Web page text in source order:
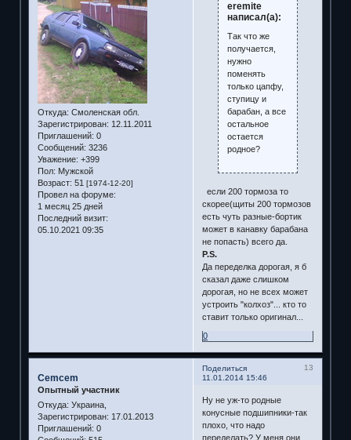
Откуда: Смоленская обл.
Зарегистрирован: 12.11.2011
Приглашений: 0
Сообщений: 3236
Уважение: +399
Пол: Мужской
Возраст: 51 [1974-12-20]
Провел на форуме:
1 месяц 25 дней
Последний визит:
05.10.2021 09:35
eremite
написал(а):
Так что же
получается,
нужно
поменять
только цапфу,
ступицу и
барабан, а все
остальное
остается
родное?
если 200 тормоза то
скорее(щиты 200 тормозов
есть чуть разные-бортик
может в канавку барабана
не попасть) всего да.
P.S.
Да переделка дорогая, я б
сказал даже слишком
дорогая, но не всех может
устроить "колхоз"... кто то
ставит только оригинал...
0
Поделиться
13
11.01.2014 15:46
Cemcem
Опытный участник
Откуда: Украина,
Зарегистрирован: 17.01.2013
Приглашений: 0
Ну не уж-то родные
конусные подшипники-так
плохо, что надо
переделать? У меня они